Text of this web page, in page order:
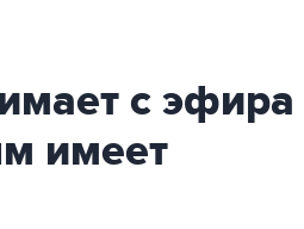
с эфира
имеет